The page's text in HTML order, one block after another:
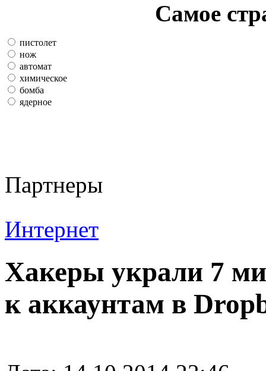
Самое
пистолет
нож
автомат
химическое
бомба
ядерное
Партнеры
Интернет
Хакеры украли 7
к аккаунтам в